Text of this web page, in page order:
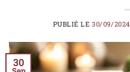
PUBLIÉ LE30/09/2024
30